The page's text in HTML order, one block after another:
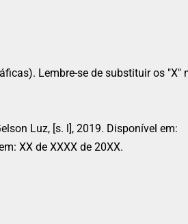
Lembre-se de substituir os
Luz, [s. l], 2019. Disponível em:
XX de XXXX de 20XX.